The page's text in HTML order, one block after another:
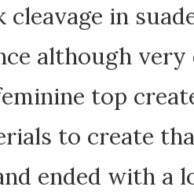
cleavage in
although very
top
to create
ended with a